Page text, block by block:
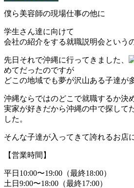
僕ら美容師の現場仕事の他に
学生さん達に向けて
会社の紹介をする就職説明会という
先日それで沖縄に行ってきました、
めてだったのですが
どこの地域でも夢が沢山ある子達が
沖縄ならではのどこで就職するか決
実家が好きだから沖縄の中で探して
した。
そんな子達が入ってきて誇れるお店
【営業時間】
平日10:00〜19:00（最終18:00）
土日9:00〜18:00（最終17:00）